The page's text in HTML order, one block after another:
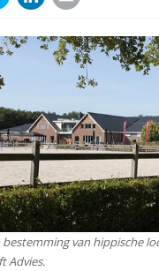
van hippische
Advies.